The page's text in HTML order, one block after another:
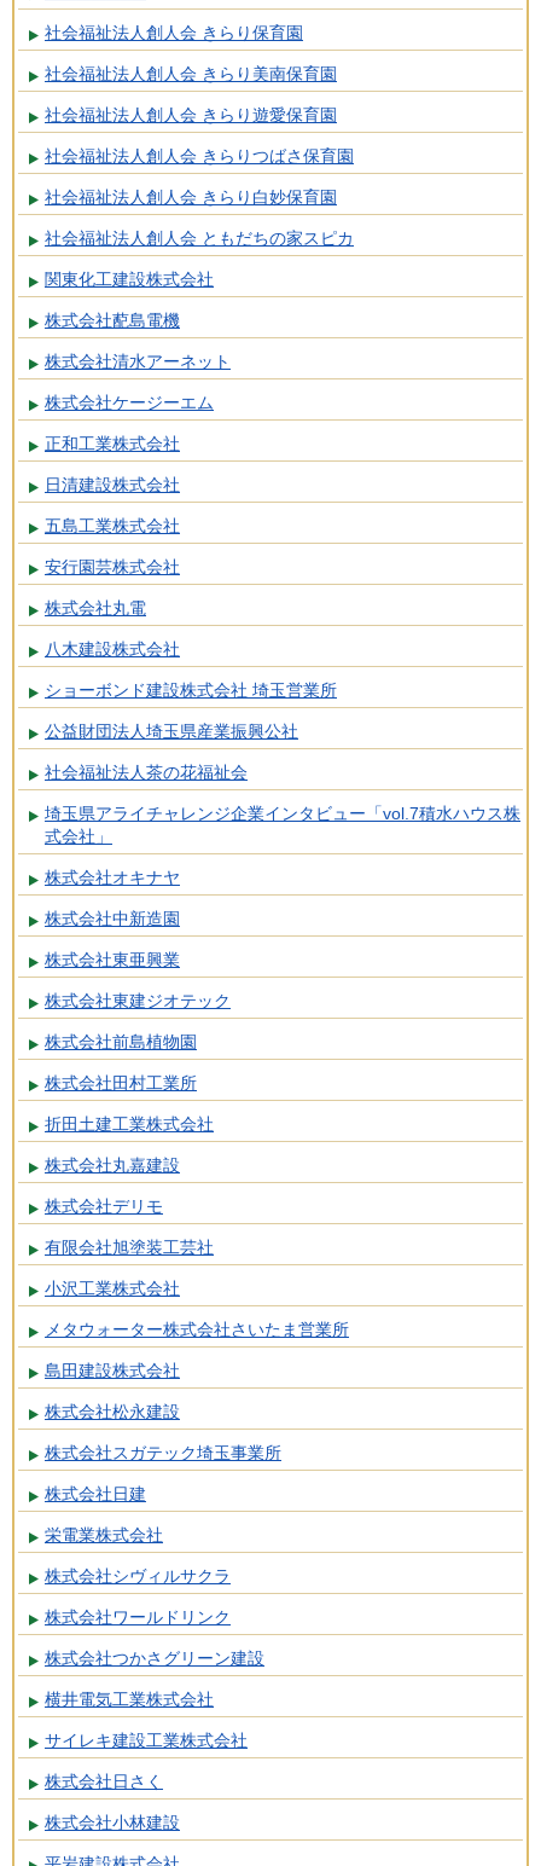
社会福祉法人創人会 きらり保育園
社会福祉法人創人会 きらり美南保育園
社会福祉法人創人会 きらり遊愛保育園
社会福祉法人創人会 きらりつばさ保育園
社会福祉法人創人会 きらり白妙保育園
社会福祉法人創人会 ともだちの家スピカ
関東化工建設株式会社
株式会社蓜島電機
株式会社清水アーネット
株式会社ケージーエム
正和工業株式会社
日清建設株式会社
五島工業株式会社
安行園芸株式会社
株式会社丸電
八木建設株式会社
ショーボンド建設株式会社 埼玉営業所
公益財団法人埼玉県産業振興公社
社会福祉法人茶の花福祉会
埼玉県アライチャレンジ企業インタビュー「vol.7積水ハウス株
式会社」
株式会社オキナヤ
株式会社中新造園
株式会社東亜興業
株式会社東建ジオテック
株式会社前島植物園
株式会社田村工業所
折田土建工業株式会社
株式会社丸嘉建設
株式会社デリモ
有限会社旭塗装工芸社
小沢工業株式会社
メタウォーター株式会社さいたま営業所
島田建設株式会社
株式会社松永建設
株式会社スガテック埼玉事業所
株式会社日建
栄電業株式会社
株式会社シヴィルサクラ
株式会社ワールドリンク
株式会社つかさグリーン建設
横井電気工業株式会社
サイレキ建設工業株式会社
株式会社日さく
株式会社小林建設